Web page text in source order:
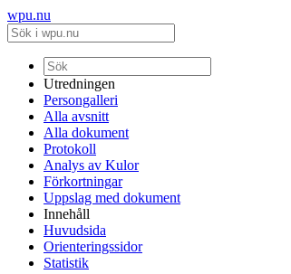
wpu.nu
Utredningen
Persongalleri
Alla avsnitt
Alla dokument
Protokoll
Analys av Kulor
Förkortningar
Uppslag med dokument
Innehåll
Huvudsida
Orienteringssidor
Statistik